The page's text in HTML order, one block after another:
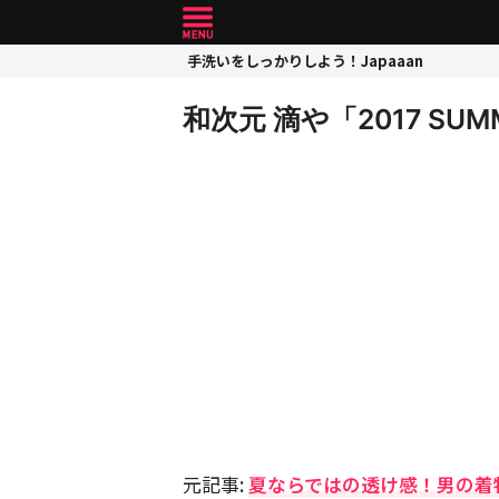
手洗いをしっかりしよう！Japaaan
和次元 滴や「2017
元記事:夏ならではの透け感！男の